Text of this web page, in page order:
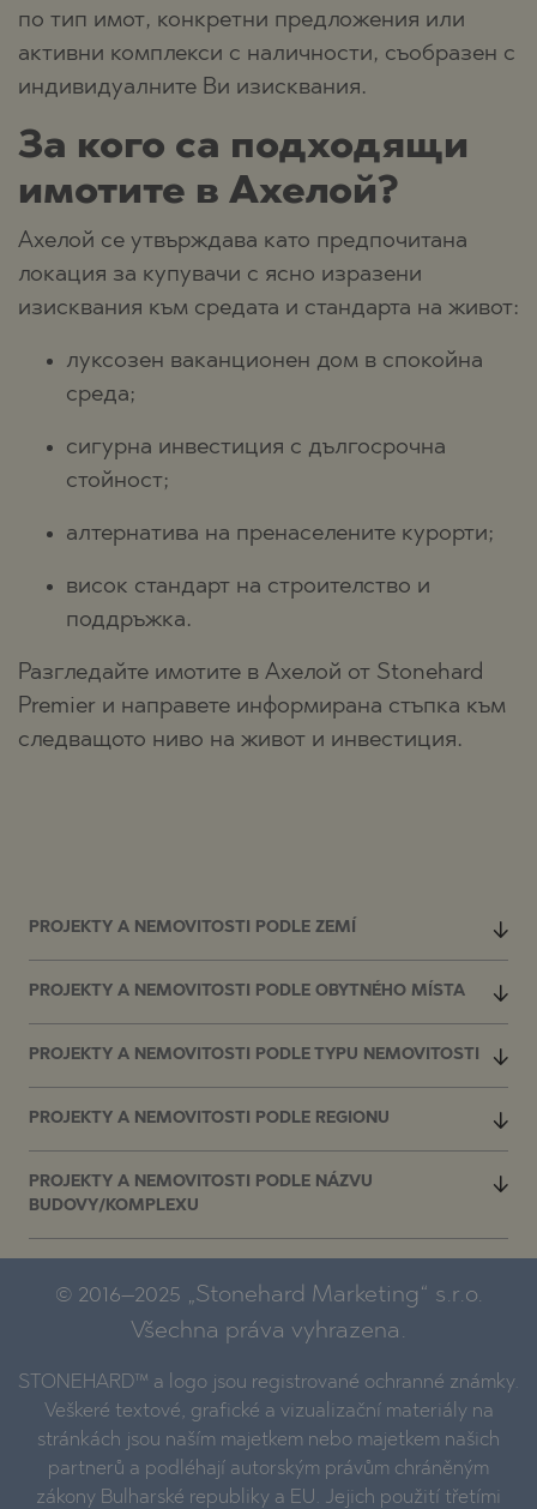
по тип имот, конкретни предложения или
активни комплекси с наличности, съобразен с
индивидуалните Ви изисквания.
За кого са подходящи
имотите в Ахелой?
Ахелой се утвърждава като предпочитана
локация за купувачи с ясно изразени
изисквания към средата и стандарта на живот:
луксозен ваканционен дом в спокойна
среда;
сигурна инвестиция с дългосрочна
стойност;
алтернатива на пренаселените курорти;
висок стандарт на строителство и
поддръжка.
Разгледайте имотите в Ахелой от Stonehard
Premier и направете информирана стъпка към
следващото ниво на живот и инвестиция.
PROJEKTY A NEMOVITOSTI PODLE ZEMÍ
PROJEKTY A NEMOVITOSTI PODLE OBYTNÉHO MÍSTA
PROJEKTY A NEMOVITOSTI PODLE TYPU NEMOVITOSTI
PROJEKTY A NEMOVITOSTI PODLE REGIONU
PROJEKTY A NEMOVITOSTI PODLE NÁZVU
BUDOVY/KOMPLEXU
© 2016–2025 „Stonehard Marketing“ s.r.o.
Všechna práva vyhrazena.
STONEHARD™ a logo jsou registrované ochranné známky.
Veškeré textové, grafické a vizualizační materiály na
stránkách jsou naším majetkem nebo majetkem našich
partnerů a podléhají autorským právům chráněným
zákony Bulharské republiky a EU. Jejich použití třetími